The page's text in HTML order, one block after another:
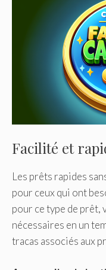
Facilité et
Les prêts rapides
pour ceux qui ont
pour ce type de prêt,
nécessaires en un
tracas associés aux